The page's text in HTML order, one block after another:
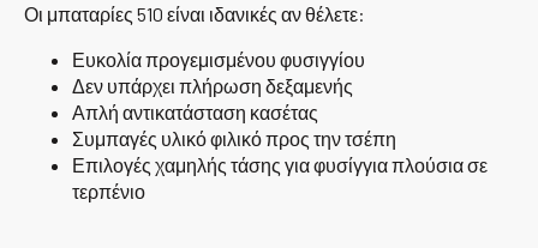
Οι μπαταρίες 510 είναι ιδανικές αν θέλετε:
Ευκολία προγεμισμένου φυσιγγίου
Δεν υπάρχει πλήρωση δεξαμενής
Απλή αντικατάσταση κασέτας
Συμπαγές υλικό φιλικό προς την τσέπη
Επιλογές χαμηλής τάσης για φυσίγγια πλούσια σε
τερπένιο